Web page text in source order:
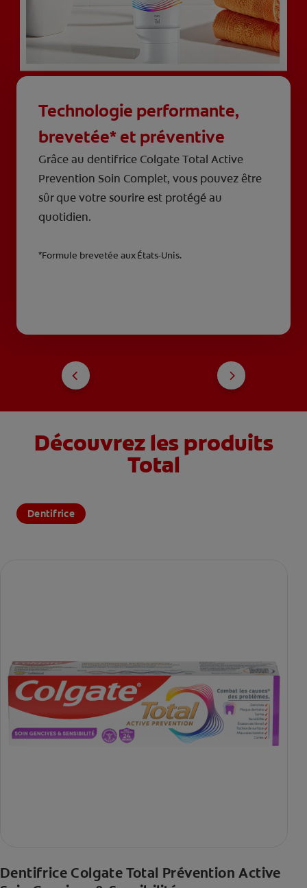
Technologie performante,
brevetée* et préventive
Grâce au dentifrice Colgate Total Active
Prevention Soin Complet, vous pouvez être
sûr que votre sourire est protégé au
quotidien.
*Formule brevetée aux États-Unis.
Découvrez les produits
Total
Dentifrice
Dentifrice Colgate Total Prévention Active